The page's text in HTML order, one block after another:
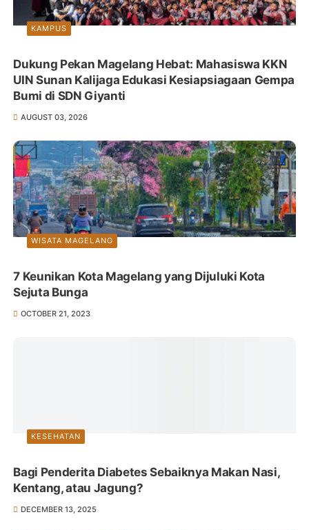
KAMPUS
Dukung Pekan Magelang Hebat: Mahasiswa KKN
UIN Sunan Kalijaga Edukasi Kesiapsiagaan Gempa
Bumi di SDN Giyanti
AUGUST 03, 2026
WISATA MAGELANG
7 Keunikan Kota Magelang yang Dijuluki Kota
Sejuta Bunga
OCTOBER 21, 2023
KESEHATAN
Bagi Penderita Diabetes Sebaiknya Makan Nasi,
Kentang, atau Jagung?
DECEMBER 13, 2025